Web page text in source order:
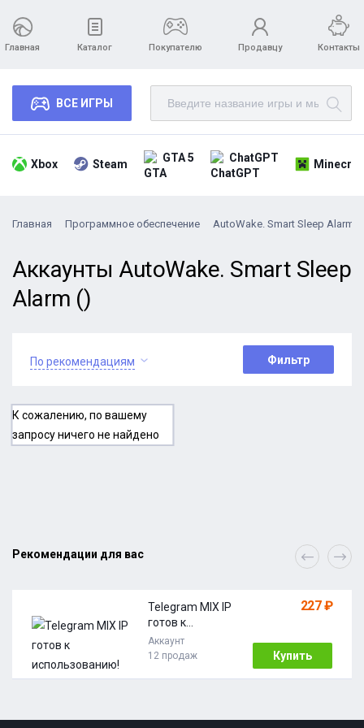
Главная Каталог Покупателю Продавцу Контакты
ВСЕ ИГРЫ
Xbox Steam GTA 5 ChatGPT
Главная Программное обеспечение AutoWake. Smart Sleep Alarm
Аккаунты AutoWake. Smart Sleep
Alarm ()
По рекомендациям Фильтр
К сожалению, по вашему
запросу ничего не найдено
Рекомендации для вас
Telegram MIX IP
готов к
использовани
ю!
Аккаунт
12 продаж
227 ₽
Купить